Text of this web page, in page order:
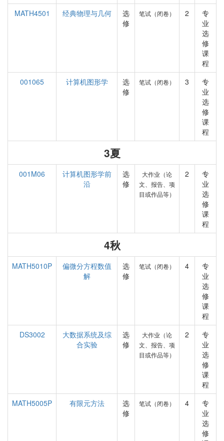
MATH4501
经典物理与几何
选
修
笔试（闭卷） 2
专
业
选
修
课
程
001065
计算机图形学
选
修
笔试（闭卷） 3
专
业
选
修
课
程
3夏
001M06
计算机图形学前
沿
选
修
大作业（论
文、报告、项
目或作品等）
2
专
业
选
修
课
程
4秋
MATH5010P
偏微分方程数值
解
选
修
笔试（闭卷） 4
专
业
选
修
课
程
DS3002
大数据系统及综
合实验
选
修
大作业（论
文、报告、项
目或作品等）
2
专
业
选
修
课
程
MATH5005P
有限元方法
选
修
笔试（闭卷） 4
专
业
选
修